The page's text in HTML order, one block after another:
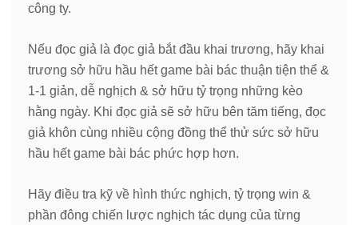
công ty.
Nếu đọc giả là đọc giả bắt đầu khai trương, hãy khai
trương sở hữu hầu hết game bài bác thuận tiện thể &
1-1 giản, dễ nghịch & sở hữu tỷ trọng những kèo
hằng ngày. Khi đọc giả sẽ sở hữu bên tăm tiếng, đọc
giả khôn cùng nhiều cộng đồng thể thử sức sở hữu
hầu hết game bài bác phức hợp hơn.
Hãy điều tra kỹ về hình thức nghịch, tỷ trọng win &
phần đông chiến lược nghịch tác dụng của từng